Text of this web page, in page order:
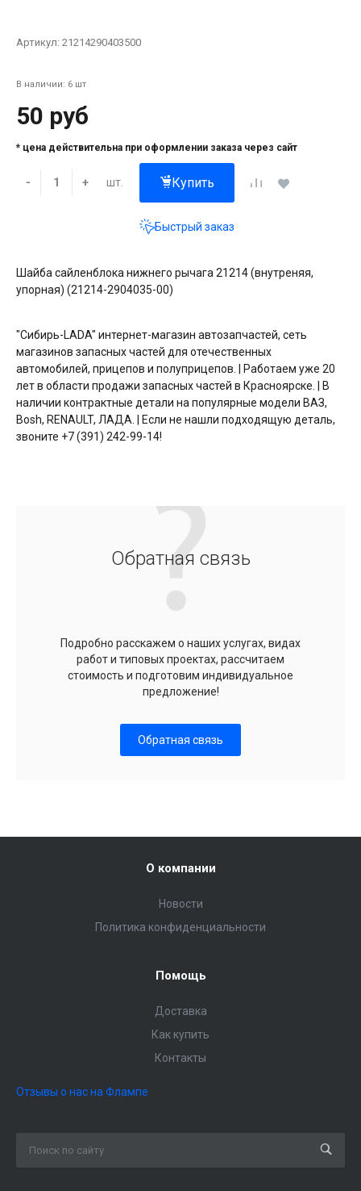
Артикул: 21214290403500
В наличии: 6 шт
50 руб
* цена действительна при оформлении заказа через сайт
- + шт. Купить
Быстрый заказ
Шайба сайленблока нижнего рычага 21214 (внутреняя,
упорная) (21214-2904035-00)
"Сибирь-LADA" интернет-магазин автозапчастей, сеть
магазинов запасных частей для отечественных
автомобилей, прицепов и полуприцепов. | Работаем уже 20
лет в области продажи запасных частей в Красноярске. | В
наличии контрактные детали на популярные модели ВАЗ,
Bosh, RENAULT, ЛАДА. | Если не нашли подходящую деталь,
звоните +7 (391) 242-99-14!
Обратная связь
Подробно расскажем о наших услугах, видах
работ и типовых проектах, рассчитаем
стоимость и подготовим индивидуальное
предложение!
Обратная связь
О компании
Новости
Политика конфиденциальности
Помощь
Доставка
Как купить
Контакты
Отзывы о нас на Флампе